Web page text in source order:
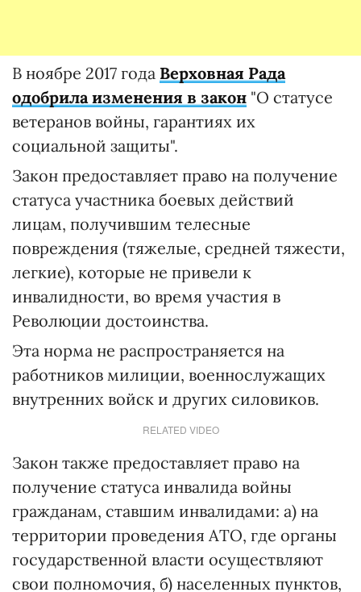
В ноябре 2017 года Верховная Рада
одобрила изменения в закон "О статусе
ветеранов войны, гарантиях их
социальной защиты".
Закон предоставляет право на получение
статуса участника боевых действий
лицам, получившим телесные
повреждения (тяжелые, средней тяжести,
легкие), которые не привели к
инвалидности, во время участия в
Революции достоинства.
Эта норма не распространяется на
работников милиции, военнослужащих
внутренних войск и других силовиков.
RELATED VIDEO
Закон также предоставляет право на
получение статуса инвалида войны
гражданам, ставшим инвалидами: а) на
территории проведения АТО, где органы
государственной власти осуществляют
свои полномочия, б) населенных пунктов,